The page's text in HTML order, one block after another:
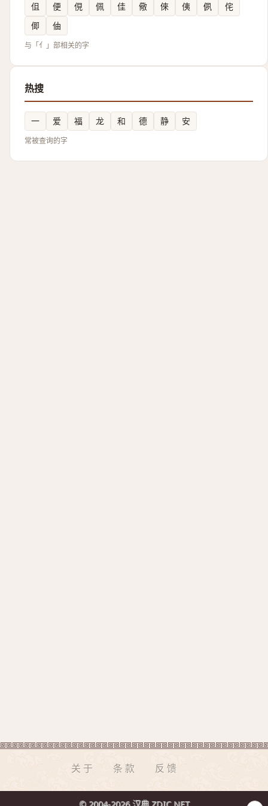
伹 便 俔 佩 佳 儆 倈 侇 㑉
侘
㑡
伷
与「亻」部相关的字
热搜
一 爱 福 龙 和 德 静 安
常被查询的字
关于 条款 反馈